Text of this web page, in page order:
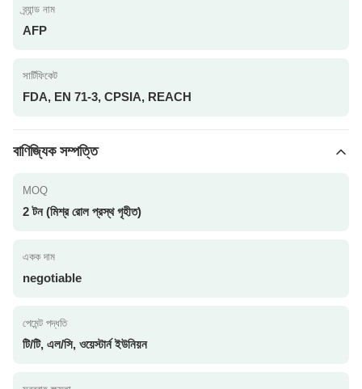
ব্র্যান্ড নাম
AFP
সার্টিফিকেট
FDA, EN 71-3, CPSIA, REACH
বাণিজ্যিক সম্পত্তি
MOQ
2 টন (মিশ্র রোল প্রস্থ গৃহীত)
একক দাম
negotiable
পেমেন্ট পদ্ধতি
টি/টি, এল/সি, ওয়েস্টার্ন ইউনিয়ন